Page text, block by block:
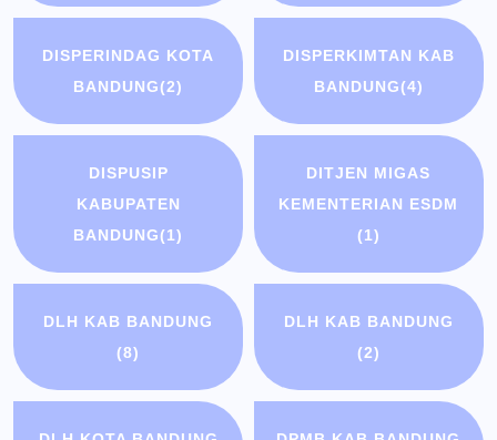
DISPERINDAG KOTA
BANDUNG(2)
DISPERKIMTAN KAB
BANDUNG(4)
DISPUSIP
KABUPATEN
BANDUNG(1)
DITJEN MIGAS
KEMENTERIAN ESDM
(1)
DLH KAB BANDUNG
(8)
DLH KAB BANDUNG
(2)